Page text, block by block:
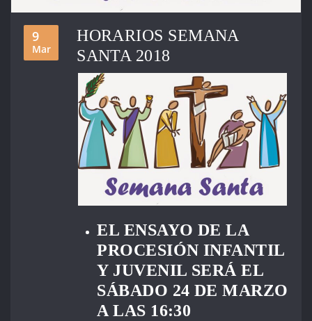
9
Mar
HORARIOS SEMANA
SANTA 2018
EL ENSAYO DE LA
PROCESIÓN INFANTIL
Y JUVENIL SERÁ EL
SÁBADO 24 DE MARZO
A LAS 16:30